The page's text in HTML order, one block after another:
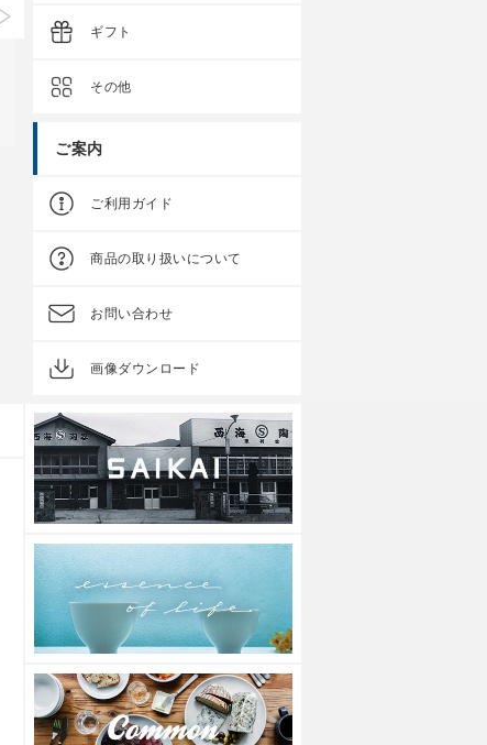
アーチ ツインボウル
上代2,000円
ギフト
その他
ご案内
ご利用ガイド
商品の取り扱いについて
お問い合わせ
画像ダウンロード